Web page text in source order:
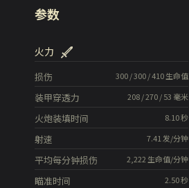
参数
火力
300/300/410生命值
损伤
208/270/53 毫米
装甲穿透力
8.10秒
火炮装填时间
7.41 发/分钟
射速
2,222 生命值/分钟
平均每分钟损伤
2.50秒
瞄准时间